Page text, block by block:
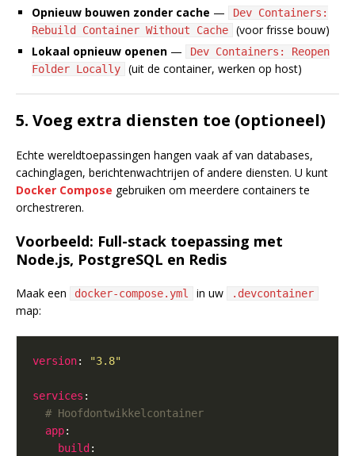
Opnieuw bouwen zonder cache —
Dev Containers:
Rebuild Container Without Cache
(voor frisse bouw)
Lokaal opnieuw openen —
Dev Containers: Reopen
Folder Locally
(uit de container, werken op host)
5. Voeg extra diensten toe (optioneel)
Echte wereldtoepassingen hangen vaak af van databases,
cachinglagen, berichtenwachtrijen of andere diensten. U kunt
Docker Compose gebruiken om meerdere containers te
orchestreren.
Voorbeeld: Full-stack toepassing met
Node.js, PostgreSQL en Redis
Maak een docker-compose.yml in uw .devcontainer
map:
version: "3.8"
services
# Hoofdontwikkelcontainer
app
build